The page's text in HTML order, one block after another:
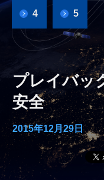
4 5
プレイバッ
安全
2015年12月29日